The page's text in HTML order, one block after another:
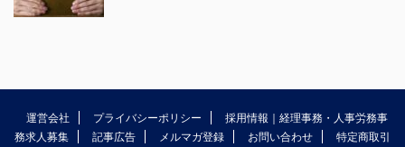
運営会社 プライバシーポリシー
採用情報｜経理事務・人事労務事
務求人募集
記事広告 メルマガ登録 お問い合わせ
特定商取引